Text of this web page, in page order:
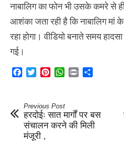
नाबालिग का फोन भी उसके कमरे से
आशंका जता रही है कि नाबालिग मां
रहा होगा। वीडियो बनाते समय
गई।
Facebook
TwitterPinterestWhatsApp
Print
Previous Post
हरदोईः सात मार्गों पर बस
संचालन करने की मिली
मंजूरी ,